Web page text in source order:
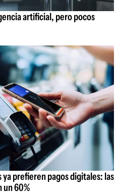
artificial, pero pocos
prefieren pagos digitales: las
un 60%